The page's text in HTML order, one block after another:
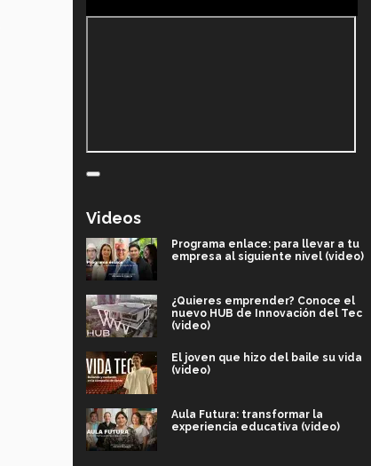
Videos
Programa enlace: para llevar a tu
empresa al siguiente nivel (video)
¿Quieres emprender? Conoce el
nuevo HUB de Innovación del Tec
(video)
El joven que hizo del baile su vida
(video)
Aula Futura: transformar la
experiencia educativa (video)